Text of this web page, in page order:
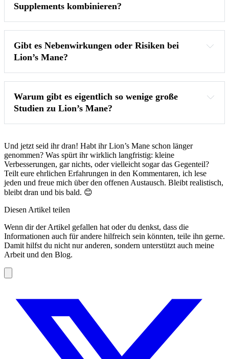
Supplements kombinieren?
Abends mit Magnesiumglycinat (Entspannung + Schlaf)
Unterstützung)
Gibt es Nebenwirkungen oder Risiken bei
Lion’s Mane?
Warum gibt es eigentlich so wenige große
Studien zu Lion’s Mane?
Und jetzt seid ihr dran! Habt ihr Lion’s Mane schon länger
genommen? Was spürt ihr wirklich langfristig: kleine
Verbesserungen, gar nichts, oder vielleicht sogar das Gegenteil?
Teilt eure ehrlichen Erfahrungen in den Kommentaren, ich lese
jeden und freue mich über den offenen Austausch. Bleibt realistisch,
bleibt dran und bis bald. 😊
Diesen Artikel teilen
Wenn dir der Artikel gefallen hat oder du denkst, dass die
Informationen auch für andere hilfreich sein könnten, teile ihn gerne.
Damit hilfst du nicht nur anderen, sondern unterstützt auch meine
Arbeit und den Blog.